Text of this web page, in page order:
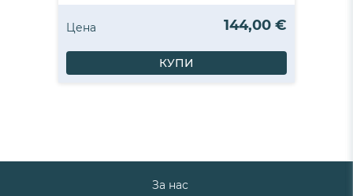
Цена 144,00 €
КУПИ
За нас